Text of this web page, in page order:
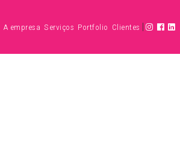
A empresa Serviços Portfolio Clientes |